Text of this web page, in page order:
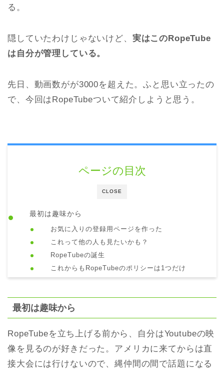
る。
隠していたわけじゃないけど、 実はこのRopeTube
は自分が管理している。
先日、動画数がが3000を超えた。ふと思い立ったの
で、今回はRopeTubeついて紹介しようと思う。
CLOSE
ページの目次
最初は趣味から
お気に入りの登録用ページを作った
これって他の人も見たいかも？
RopeTubeの誕生
これからもRopeTubeのポリシーは1つだけ
最初は趣味から
RopeTubeを立ち上げる前から、自分はYoutubeの映
像を見るのが好きだった。アメリカに来てからは直
接大会には行けないので、縄仲間の間で話題になる